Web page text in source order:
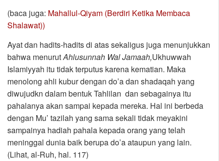
(baca juga: Mahallul-Qiyam (Berdiri Ketika Membaca
Shalawat))
Ayat dan hadits-hadits di atas sekaligus juga menunjukkan
bahwa menurutAhlusunnah Wal Jamaah,Ukhuwwah
Islamiyyah itu tidak terputus karena kematian. Maka
menolong ahli kubur dengan do’a dan shadaqah yang
diwujudkn dalam bentuk Tahlilan dan sebagainya itu
pahalanya akan sampai kepada mereka. Hal ini berbeda
dengan Mu’ tazilah yang sama sekali tidak meyakini
sampainya hadiah pahala kepada orang yang telah
meninggal dunia baik berupa do’a ataupun yang lain.
(Lihat, al-Ruh, hal. 117)